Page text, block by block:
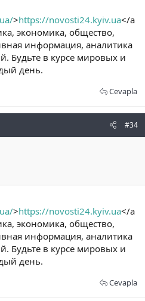
>https://novosti24.kyiv.ua</a
экономика, общество,
информация, аналитика
Будьте в курсе мировых и
день.
Cevapla
#34
>https://novosti24.kyiv.ua</a
экономика, общество,
информация, аналитика
Будьте в курсе мировых и
день.
Cevapla